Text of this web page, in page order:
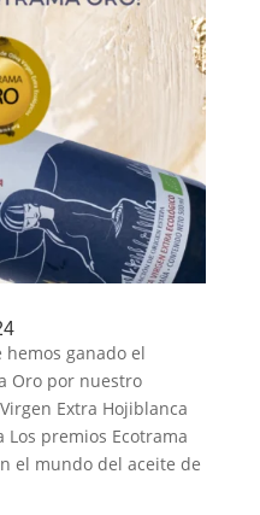
ganado el
Oro por nuestro
Extra Hojiblanca
Los premios Ecotrama
el mundo del aceite de